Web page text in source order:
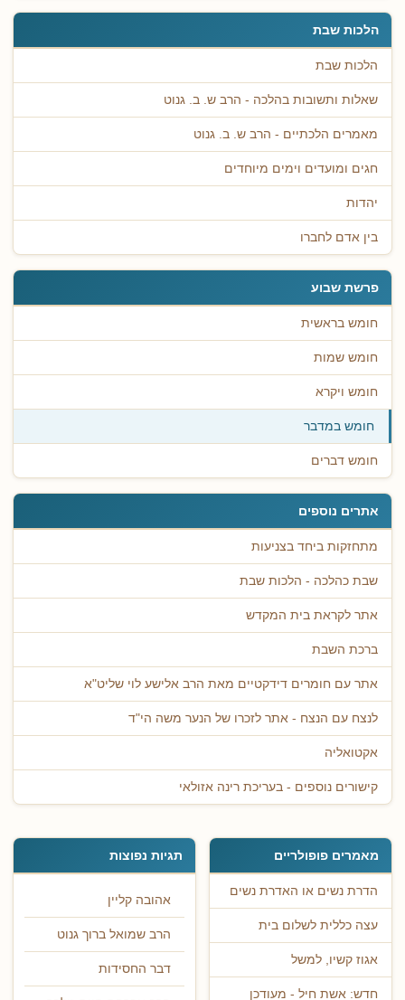
הלכות שבת
הלכות שבת
שאלות ותשובות בהלכה - הרב ש. ב. גנוט
מאמרים הלכתיים - הרב ש. ב. גנוט
חגים ומועדים וימים מיוחדים
יהדות
בין אדם לחברו
פרשת שבוע
חומש בראשית
חומש שמות
חומש ויקרא
חומש במדבר
חומש דברים
אתרים נוספים
מתחזקות ביחד בצניעות
שבת כהלכה - הלכות שבת
אתר לקראת בית המקדש
ברכת השבת
אתר עם חומרים דידקטיים מאת הרב אלישע לוי שליט"א
לנצח עם הנצח - אתר לזכרו של הנער משה הי"ד
אקטואליה
קישורים נוספים - בעריכת רינה אזולאי
מאמרים פופולריים
הדרת נשים או האדרת נשים
עצה כללית לשלום בית
אגוז קשיו, למשל
חדש: אשת חיל - מעודכן
תגיות נפוצות
אהובה קליין
הרב שמואל ברוך גנוט
דבר החסידות